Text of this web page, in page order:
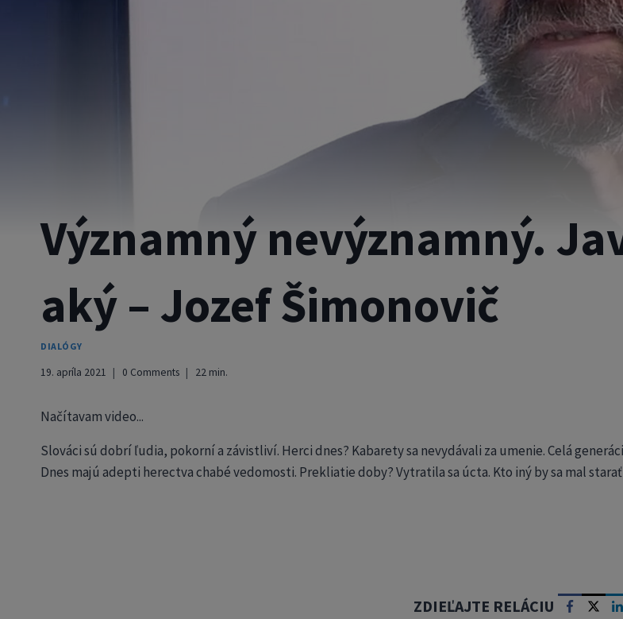
Významný nevýznamný.
aký – Jozef Šimonovič
DIALÓGY
19. apríla 2021 0 Comments 22 min.
Načítavam video...
Slováci sú dobrí ľudia, pokorní a závistliví. Herci dnes? Kabarety sa nevydávali za umenie. Celá
Dnes majú adepti herectva chabé vedomosti. Prekliatie doby? Vytratila sa úcta. Kto iný by sa mal
ZDIEĽAJTE RELÁCIU